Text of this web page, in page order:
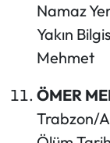
Namaz
Yakın
Mehmet
ÖMER
Trabzon/